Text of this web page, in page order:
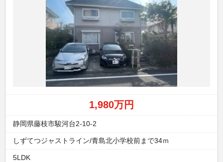
1,980万円
静岡県藤枝市駿河台2-10-2
しずてつジャストライン/青島北小学校前まで34ｍ
5LDK